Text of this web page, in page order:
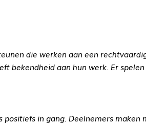
die werken aan een
bekendheid aan hun werk. Er
in gang. Deelnemers maken